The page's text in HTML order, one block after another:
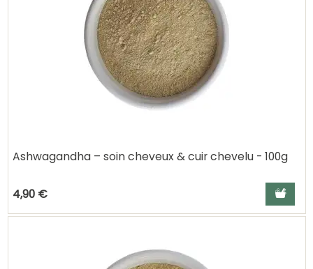
Ashwagandha – soin cheveux & cuir chevelu - 100g
4,90 € Ajouter